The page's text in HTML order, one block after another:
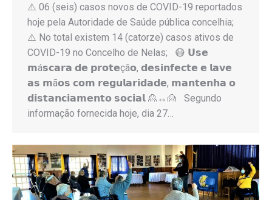
⚠️ 06 (seis) casos novos de COVID-19 reportados
hoje pela Autoridade de Saúde pública concelhia;
⚠️ No total existem 14 (catorze) casos ativos de
COVID-19 no Concelho de Nelas; 😷 𝗨𝘀𝗲
𝗺á𝘀𝗰𝗮𝗿𝗮 𝗱𝗲 𝗽𝗿𝗼𝘁𝗲çã𝗼, 𝗱𝗲𝘀𝗶𝗻𝗳𝗲𝗰𝘁𝗲 𝗲 𝗹𝗮𝘃𝗲
𝗮𝘀 𝗺ã𝗼𝘀 𝗰𝗼𝗺 𝗿𝗲𝗴𝘂𝗹𝗮𝗿𝗶𝗱𝗮𝗱𝗲, 𝗺𝗮𝗻𝘁𝗲𝗻𝗵𝗮 𝗼
𝗱𝗶𝘀𝘁𝗮𝗻𝗰𝗶𝗮𝗺𝗲𝗻𝘁𝗼 𝘀𝗼𝗰𝗶𝗮𝗹 🙎↔️🙍 Segundo
informação fornecida hoje, dia 27…